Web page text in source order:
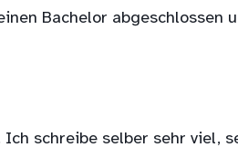
Bachelor abgeschlossen
schreibe selber sehr viel,